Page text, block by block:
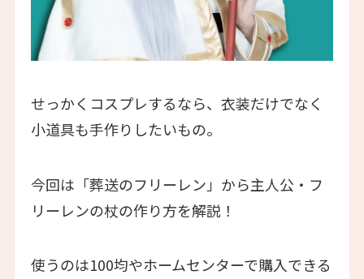
せっかくコスプレするなら、衣装だけでなく
小道具も手作りしたいもの。
今回は「葬送のフリーレン」から主人公・フ
リーレンの杖の作り方を解説！
使うのは100均やホームセンターで購入できる